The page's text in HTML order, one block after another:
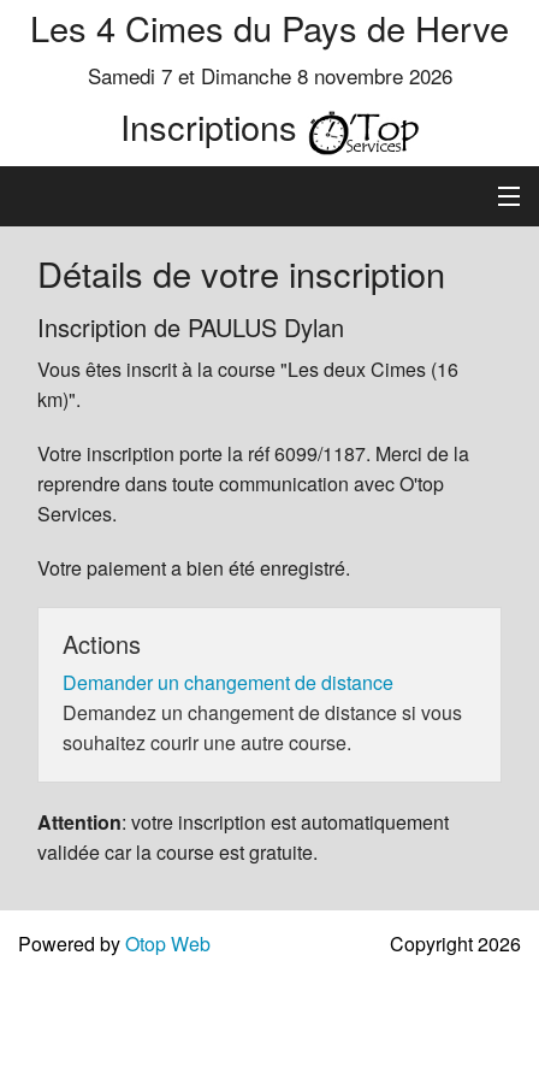
Les 4 Cimes du Pays de Herve
Samedi 7 et Dimanche 8 novembre 2026
Inscriptions
Inscription
Préinscrits
Informations
Détails de votre inscription
Inscription de PAULUS Dylan
Vous êtes inscrit à la course "Les deux Cimes (16
km)".
Votre inscription porte la réf 6099/1187. Merci de la
reprendre dans toute communication avec O'top
Services.
Votre paiement a bien été enregistré.
Actions
Demander un changement de distance
Demandez un changement de distance si vous
souhaitez courir une autre course.
Attention: votre inscription est automatiquement
validée car la course est gratuite.
Powered byOtop Web Copyright 2026